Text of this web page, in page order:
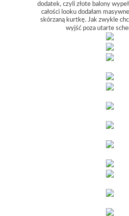
dodatek, czyli złote balony
całości looku dodałam
skórzaną kurtkę. Jak zwykle
wyjść poza utarte